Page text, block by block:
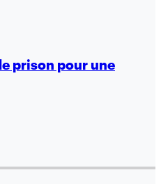
prison pour une